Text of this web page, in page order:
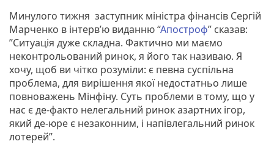
Минулого тижня заступник міністра фінансів Сергій
Марченко в інтерв’ю виданню “Апостроф” сказав:
”Ситуація дуже складна. Фактично ми маємо
неконтрольований ринок, я його так називаю. Я
хочу, щоб ви чітко розуміли: є певна суспільна
проблема, для вирішення якої недостатньо лише
повноважень Мінфіну. Суть проблеми в тому, що у
нас є де-факто нелегальний ринок азартних ігор,
який де-юре є незаконним, і напівлегальний ринок
лотерей”.